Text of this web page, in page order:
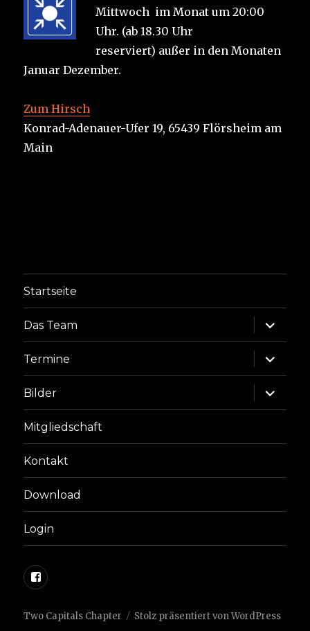
Mittwoch im Monat um 20:00
Uhr. (ab 18.30 Uhr
reserviert) außer in den Monaten
Januar Dezember.
Zum Hirsch
Konrad-Adenauer-Ufer 19, 65439 Flörsheim am
Main
Startseite
Das Team
Termine
Bilder
Mitgliedschaft
Kontakt
Download
Login
Facebook
Two Capitals Chapter Stolz präsentiert von WordPress